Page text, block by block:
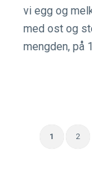
vi egg og
med ost og
mengden, på
1 2